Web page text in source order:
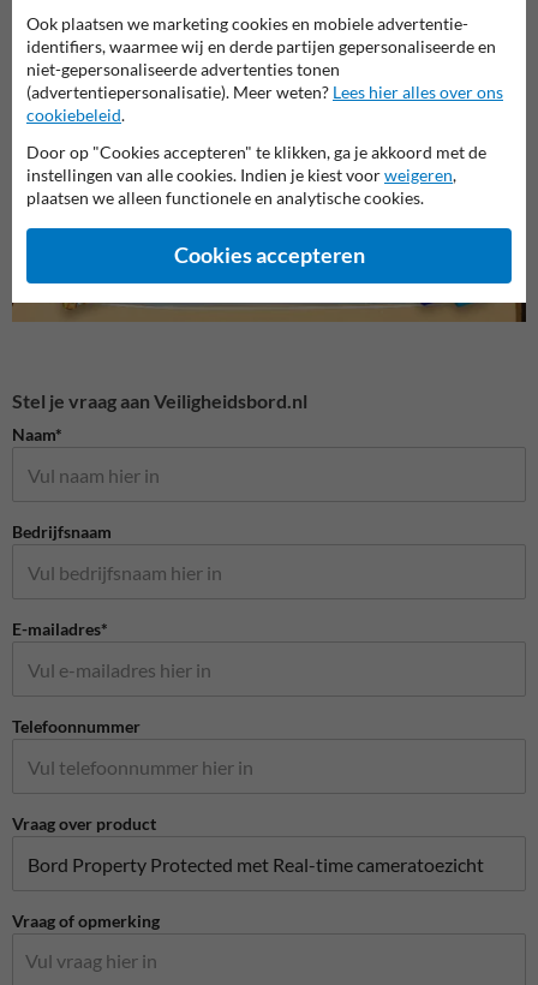
Overige veiligheidsborden
Veiligheidsborden voor
terrein
Veiligheidsborden
Stel je vraag aan Veiligheidsbord.nl
Naam*
Bedrijfsnaam
E-mailadres*
Telefoonnummer
Vraag over product
Vraag of opmerking
Ook plaatsen we marketing cookies en mobiele advertentie-
identifiers, waarmee wij en derde partijen gepersonaliseerde en
niet-gepersonaliseerde advertenties tonen
(advertentiepersonalisatie). Meer weten? Lees hier alles over ons
cookiebeleid.
Door op "Cookies accepteren" te klikken, ga je akkoord met de
instellingen van alle cookies. Indien je kiest voorweigeren,
plaatsen we alleen functionele en analytische cookies.
Cookies accepteren